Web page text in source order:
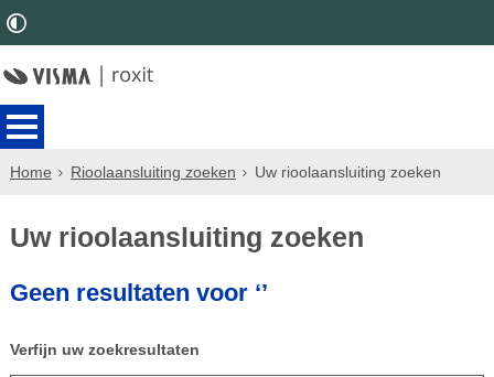
Home Rioolaansluiting zoeken Uw rioolaansluiting zoeken
Uw rioolaansluiting zoeken
Geen resultaten voor ‘’
Verfijn uw zoekresultaten